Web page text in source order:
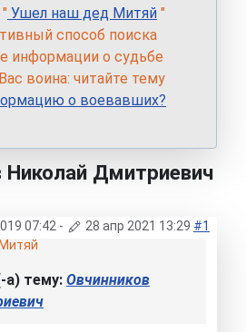
Ушел наш дед Митяй "
способ поиска
информации о судьбе
воина: читайте тему
о воевавших?
Николай Дмитриевич
07:42 - 28 апр 2021 13:29 #1
а) тему: Овчинников